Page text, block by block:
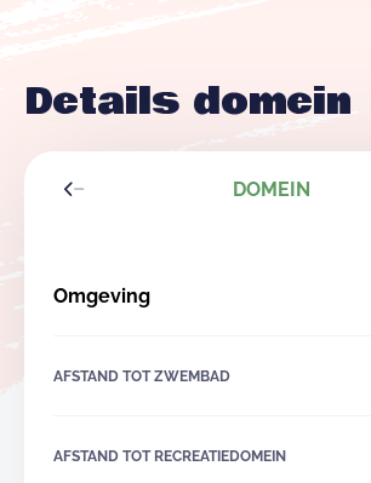
Details domein
DOMEIN
Omgeving
AFSTAND TOT ZWEMBAD
AFSTAND TOT RECREATIEDOMEIN